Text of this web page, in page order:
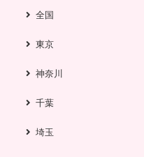
全国
東京
神奈川
千葉
埼玉